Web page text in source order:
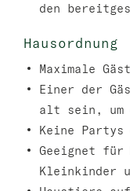
den
Hausordnung
Maximale
Einer der
alt sein, um
Keine
Geeignet für
Kleinkinder